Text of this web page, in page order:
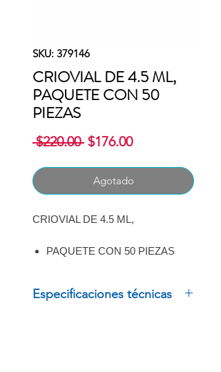
SKU: 379146
CRIOVIAL DE 4.5 ML,
PAQUETE CON 50
PIEZAS
$220.00 Precio
$176.00Precio
oferta
Agotado
CRIOVIAL DE 4.5 ML,
PAQUETE CON 50 PIEZAS
Especificaciones técnicas